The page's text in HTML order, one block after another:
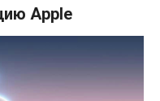
Apple